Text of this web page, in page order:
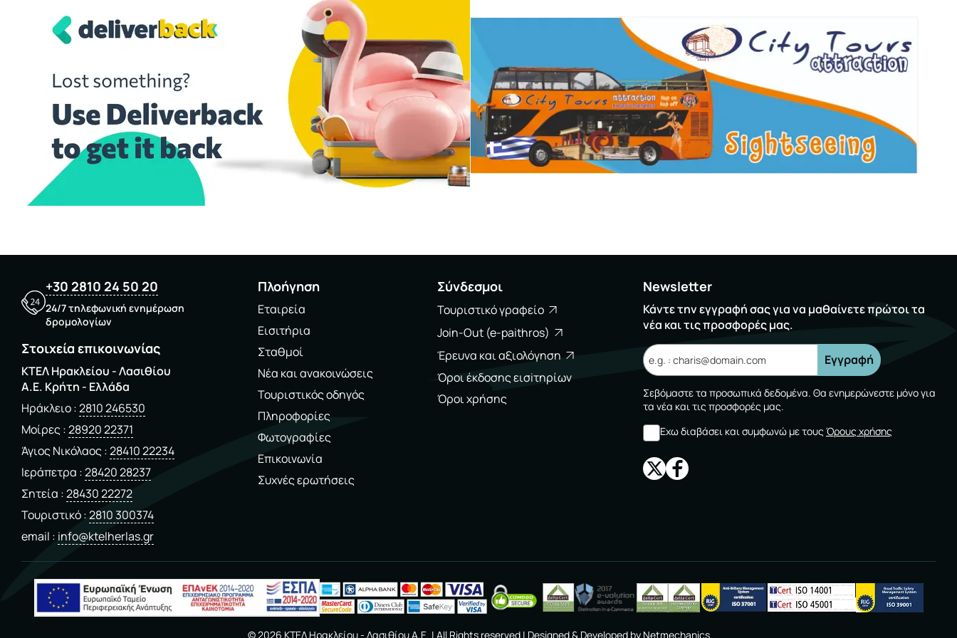
+30 2810 24 50 20
24/7 τηλεφωνική ενημέρωση
δρομολογίων
Στοιχεία επικοινωνίας
ΚΤΕΛ Ηρακλείου - Λασιθίου
A.E. Kρήτη - Ελλάδα
Ηράκλειο 2810 246530
Μοίρες 28920 22371
Άγιος Νικόλαος 28410 22234
Ιεράπετρα 28420 28237
Σητεία 28430 22272
Τουριστικό 2810 300374
email info@ktelherlas.gr
Πλοήγηση
Εταιρεία
Εισιτήρια
Σταθμοί
Νέα και ανακοινώσεις
Τουριστικός οδηγός
Πληροφορίες
Φωτογραφίες
Επικοινωνία
Συχνές ερωτήσεις
Σύνδεσμοι
Τουριστικό γραφείο
Join-Out (e-paithros)
Έρευνα και αξιολόγηση
Όροι έκδοσης εισiτηρίων
Όροι χρήσης
Newsletter
Κάντε την εγγραφή σας για να μαθαίνετε πρώτοι τα
νέα και τις προσφορές μας.
Εγγραφή
Σεβόμαστε τα προσωπικά δεδομένα. Θα ενημερώνεστε μόνο για
τα νέα και τις προσφορές μας.
Εχω διαβάσει και συμφωνώ με τους Όρους χρήσης
©2026 ΚΤΕΛ Ηρακλείου - Λασιθίου A.E. | All Rights reserved | Designed & Developed by Netmechanics